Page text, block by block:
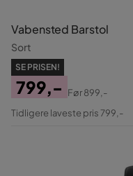
Vabensted Barstol
Sort
SE PRISEN!
Pris
799,-
Original
Før899,-
Tidligere laveste pris 799,-